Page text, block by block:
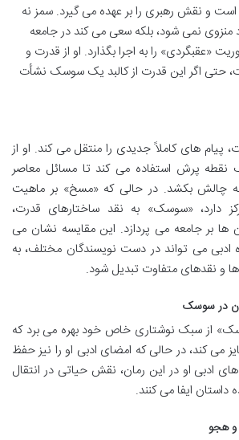
است و نقش رهبری را بر عهده می گیرد. سمز نه
منزوی نمی شود، بلکه سعی می کند در جامعه
«عقبگردی» را به اجرا بگذارد. او از قدرت و
حتی اگر این قدرت از کالبد یک سوسک نشأت
پیام های کاملاً جدیدی را منتقل می کند. او از
نقطه پرش استفاده می کند تا مسائل معاصر
چالش بکشد. در حالی که «مسخ» بر ماهیت
دارد، «سوسک» به نقد ساختارهای قدرت،
ها بر جامعه می پردازد. این مقایسه نشان می
می تواند در دست نویسندگان مختلف، به
ها و نقدهای متفاوت تبدیل شود.
در سوسک
از سبک نوشتاری خاص خود بهره می برد که
می کند، در حالی که امضای ادبی او را نیز حفظ
ادبی او در این رمان، نقش حیاتی در انتقال
داستان ایفا می کنند.
و هجو